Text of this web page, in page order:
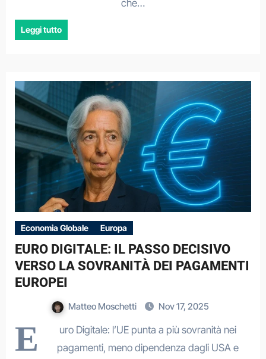
che…
Leggi tutto
Economia Globale Europa
EURO DIGITALE: IL PASSO DECISIVO
VERSO LA SOVRANITÀ DEI PAGAMENTI
EUROPEI
Matteo Moschetti Nov 17, 2025
E
uro Digitale: l’UE punta a più sovranità nei
pagamenti, meno dipendenza dagli USA e